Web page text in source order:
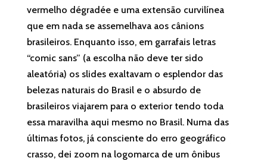
vermelho dégradée e uma extensão curvilínea
que em nada se assemelhava aos cânions
brasileiros. Enquanto isso, em garrafais letras
“comic sans” (a escolha não deve ter sido
aleatória) os slides exaltavam o esplendor das
belezas naturais do Brasil e o absurdo de
brasileiros viajarem para o exterior tendo toda
essa maravilha aqui mesmo no Brasil. Numa das
últimas fotos, já consciente do erro geográfico
crasso, dei zoom na logomarca de um ônibus